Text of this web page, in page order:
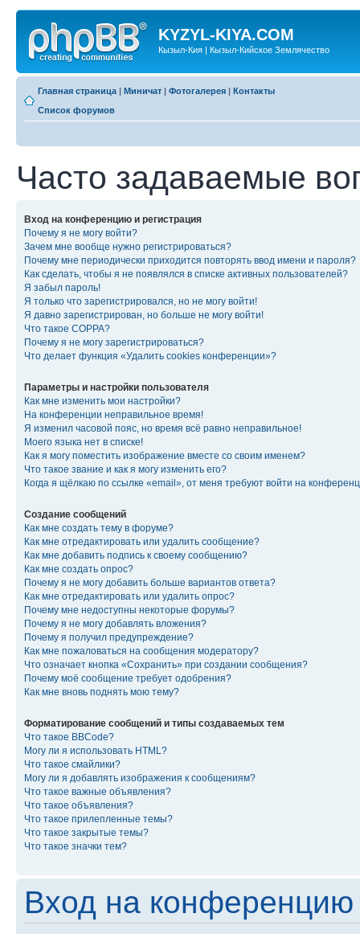
KYZYL-KIYA.COM
Кызыл-Кия | Кызыл-Кийское Землячество
Главная страница | Миничат | Фотогалерея | Контакты
Список форумов
Часто задаваемые
Вход на конференцию и регистрация
Почему я не могу войти?
Зачем мне вообще нужно регистрироваться?
Почему мне периодически приходится повторять ввод имени и пароля?
Как сделать, чтобы я не появлялся в списке активных пользователей?
Я забыл пароль!
Я только что зарегистрировался, но не могу войти!
Я давно зарегистрирован, но больше не могу войти!
Что такое COPPA?
Почему я не могу зарегистрироваться?
Что делает функция «Удалить cookies конференции»?
Параметры и настройки пользователя
Как мне изменить мои настройки?
На конференции неправильное время!
Я изменил часовой пояс, но время всё равно неправильное!
Моего языка нет в списке!
Как я могу поместить изображение вместе со своим именем?
Что такое звание и как я могу изменить его?
Когда я щёлкаю по ссылке «email», от меня требуют войти на
Создание сообщений
Как мне создать тему в форуме?
Как мне отредактировать или удалить сообщение?
Как мне добавить подпись к своему сообщению?
Как мне создать опрос?
Почему я не могу добавить больше вариантов ответа?
Как мне отредактировать или удалить опрос?
Почему мне недоступны некоторые форумы?
Почему я не могу добавлять вложения?
Почему я получил предупреждение?
Как мне пожаловаться на сообщения модератору?
Что означает кнопка «Сохранить» при создании сообщения?
Почему моё сообщение требует одобрения?
Как мне вновь поднять мою тему?
Форматирование сообщений и типы создаваемых тем
Что такое BBCode?
Могу ли я использовать HTML?
Что такое смайлики?
Могу ли я добавлять изображения к сообщениям?
Что такое важные объявления?
Что такое объявления?
Что такое прилепленные темы?
Что такое закрытые темы?
Что такое значки тем?
Вход на конференцию